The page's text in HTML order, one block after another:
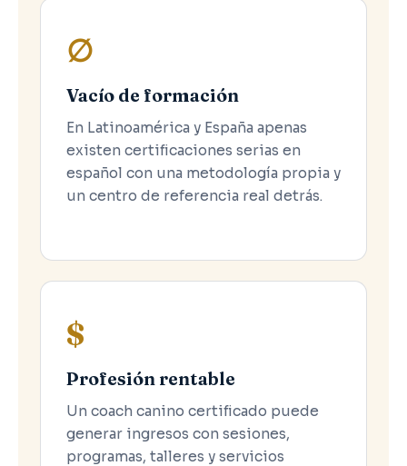
∅
Vacío de formación
En Latinoamérica y España apenas
existen certificaciones serias en
español con una metodología propia y
un centro de referencia real detrás.
$
Profesión rentable
Un coach canino certificado puede
generar ingresos con sesiones,
programas, talleres y servicios